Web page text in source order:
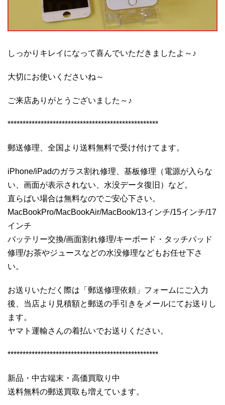
しっかりキレイになって喜んでいただきましたよ～♪
大切にお使いくださいね～
ご来店ありがとうございました～♪
**************************************************
郵送修理、全国より送料無料で受け付けてます。
iPhone/iPadのガラス割れ修理、基板修理（電源が入らな
い、画面が表示されない、水没データ復旧）など。
直らばい場合は無料なのでご安心下さい。
MacBookPro/MacBookAir/MacBook/13インチ/15インチ/17
インチ
バッテリー交換/画面割れ修理/キーボード・タッチパッド
修理/お茶やジュースなどの水没修理などもお任せ下さ
い。
お送りいただく際は「郵送修理依頼」フォームにご入力
後、当店より見積額と郵送の手引きをメールにてお送りし
ます。
ヤマト運輸さんの着払いでお送りください。
**************************************************
新品・中古端末・高価買取り中
送料無料の郵送買取も増えています。